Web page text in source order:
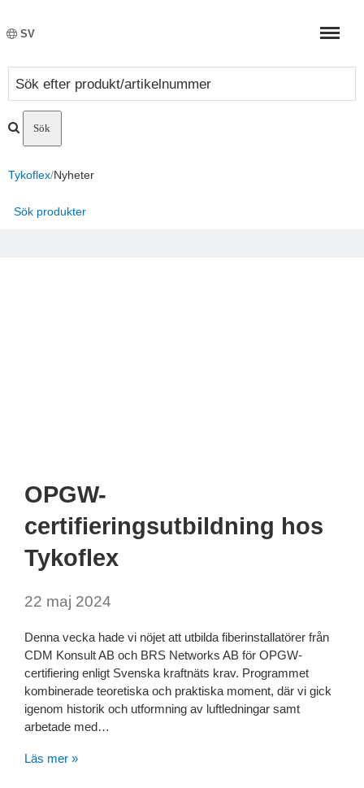
SV Meny
Tykoflex/Nyheter
Sök produkter
OPGW-
certifieringsutbildning hos
Tykoflex
22 maj 2024
Denna vecka hade vi nöjet att utbilda fiberinstallatörer från
CDM Konsult AB och BRS Networks AB för OPGW-
certifiering enligt Svenska kraftnäts krav. Programmet
kombinerade teoretiska och praktiska moment, där vi gick
igenom historik och utformning av luftledningar samt
arbetade med…
Läs mer »